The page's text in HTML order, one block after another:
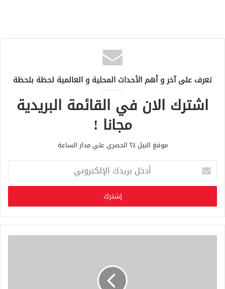
تعرف على آخر و أهم الأحداث المحلية و العالمية لحظة بلحظة
اشترك الان في القائمة البريدية
مجانا !
موقع النيل ٢٤ الحصري علي مدار الساعة
خ
ب
ر
ي